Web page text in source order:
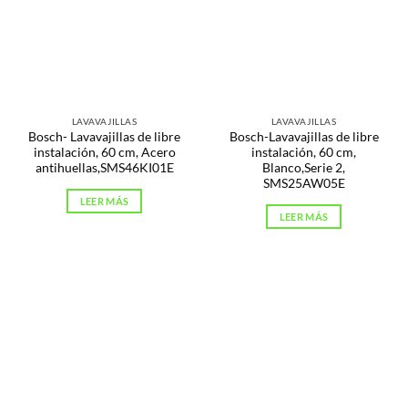
LAVAVAJILLAS
Bosch- Lavavajillas de libre
instalación, 60 cm, Acero
antihuellas,SMS46KI01E
LEER MÁS
LAVAVAJILLAS
Bosch-Lavavajillas de libre
instalación, 60 cm,
Blanco,Serie 2,
SMS25AW05E
LEER MÁS